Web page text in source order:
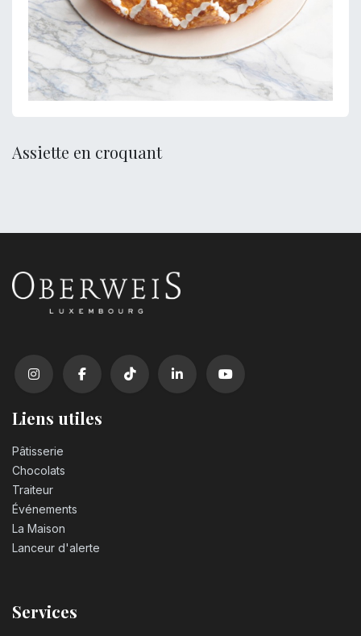
Assiette en croquant
Liens utiles
Pâtisserie
Chocolats
Traiteur
Événements
La Maison
Lanceur d'alerte
Services